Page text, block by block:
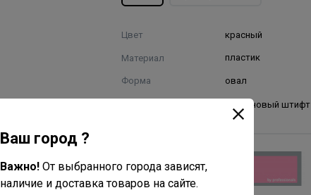
Цвет красный
Материал пластик
Форма овал
нейлоновый штифт
Dewal Beauty
Все товары бренда
Ваш город ?
Важно! От выбранного города зависят,
наличие и доставка товаров на сайте.